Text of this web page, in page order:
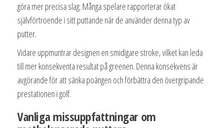
göra mer precisa slag. Många spelare rapporterar ökat
självförtroende i sitt puttande när de använder denna typ av
putter.
Vidare uppmuntrar designen en smidigare stroke, vilket kan leda
till mer konsekventa resultat på greenen. Denna konsekvens är
avgörande för att sänka poängen och förbättra den övergripande
prestationen i golf.
Vanliga missuppfattningar om